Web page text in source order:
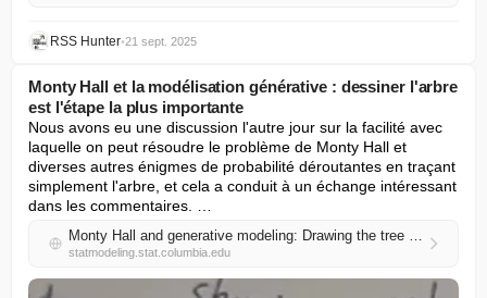
RSS Hunter•21 sept. 2025
Monty Hall et la modélisation générative : dessiner l'arbre
est l'étape la plus importante
Nous avons eu une discussion l'autre jour sur la facilité avec
laquelle on peut résoudre le problème de Monty Hall et
diverses autres énigmes de probabilité déroutantes en traçant
simplement l'arbre, et cela a conduit à un échange intéressant
dans les commentaires. …
Monty Hall and generative modeling: Drawing the tree is the most important step
statmodeling.stat.columbia.edu